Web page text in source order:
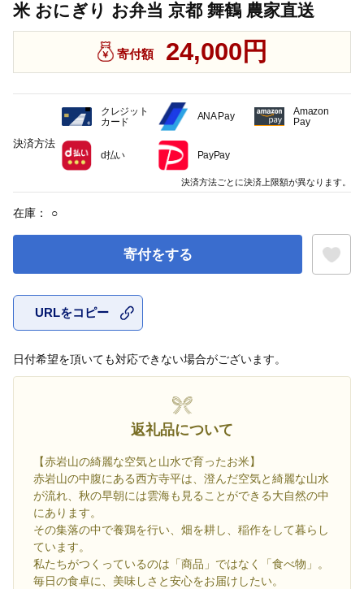
米 おにぎり お弁当 京都 舞鶴 農家直送
寄付額 24,000円
在庫： ○
寄付をする
URLをコピー
日付希望を頂いても対応できない場合がございます。
返礼品について
【赤岩山の綺麗な空気と山水で育ったお米】
赤岩山の中腹にある西方寺平は、澄んだ空気と綺麗な山水
が流れ、秋の早朝には雲海も見ることができる大自然の中
にあります。
その集落の中で養鶏を行い、畑を耕し、稲作をして暮らし
ています。
私たちがつくっているのは「商品」ではなく「食べ物」。
毎日の食卓に、美味しさと安心をお届けしたい。
決済方法
クレジット
カード
ANA Pay
Amazon
Pay
d払い PayPay
決済方法ごとに決済上限額が異なります。